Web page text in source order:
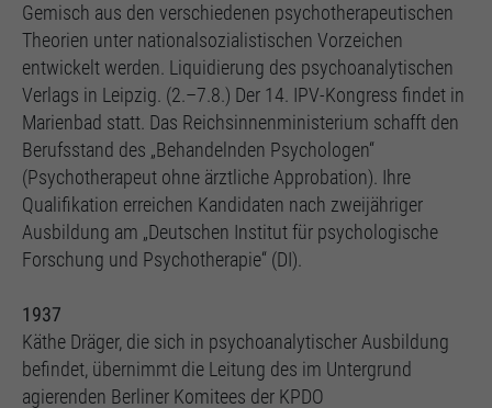
Gemisch aus den verschiedenen psychotherapeutischen
Theorien unter nationalsozialistischen Vorzeichen
entwickelt werden. Liquidierung des psychoanalytischen
Verlags in Leipzig. (2.–7.8.) Der 14. IPV-Kongress findet in
Marienbad statt. Das Reichsinnenministerium schafft den
Berufsstand des „Behandelnden Psychologen“
(Psychotherapeut ohne ärztliche Approbation). Ihre
Qualifikation erreichen Kandidaten nach zweijähriger
Ausbildung am „Deutschen Institut für psychologische
Forschung und Psychotherapie“ (DI).
1937
Käthe Dräger, die sich in psychoanalytischer Ausbildung
befindet, übernimmt die Leitung des im Untergrund
agierenden Berliner Komitees der KPDO